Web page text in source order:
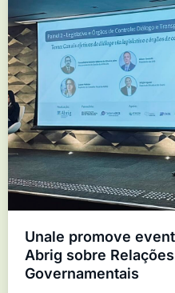
Unale promove
Abrig sobre
Governamentais